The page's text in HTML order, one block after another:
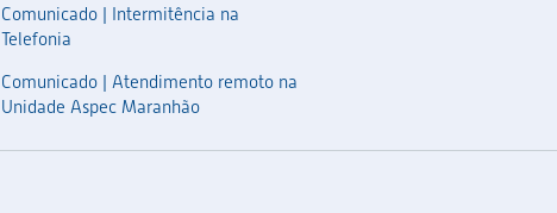
Comunicado | Intermitência na
Telefonia
Comunicado | Atendimento remoto na
Unidade Aspec Maranhão